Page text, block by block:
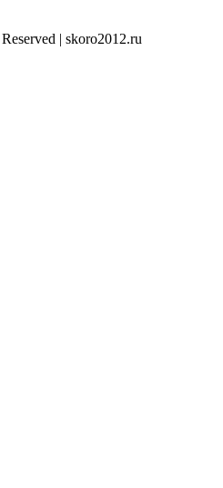
| skoro2012.ru